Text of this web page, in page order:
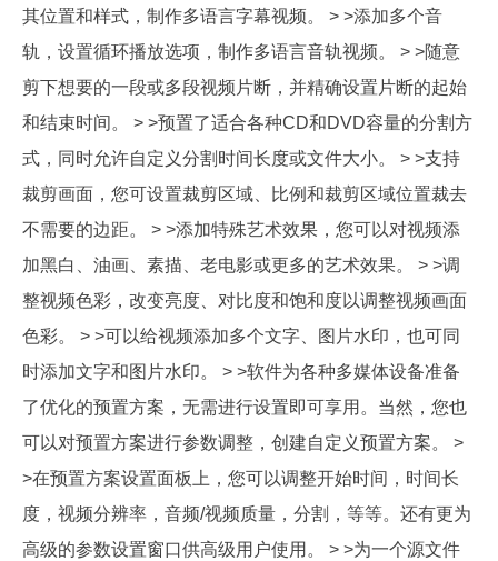
其位置和样式，制作多语言字幕视频。 > >添加多个音
轨，设置循环播放选项，制作多语言音轨视频。 > >随意
剪下想要的一段或多段视频片断，并精确设置片断的起始
和结束时间。 > >预置了适合各种CD和DVD容量的分割方
式，同时允许自定义分割时间长度或文件大小。 > >支持
裁剪画面，您可设置裁剪区域、比例和裁剪区域位置裁去
不需要的边距。 > >添加特殊艺术效果，您可以对视频添
加黑白、油画、素描、老电影或更多的艺术效果。 > >调
整视频色彩，改变亮度、对比度和饱和度以调整视频画面
色彩。 > >可以给视频添加多个文字、图片水印，也可同
时添加文字和图片水印。 > >软件为各种多媒体设备准备
了优化的预置方案，无需进行设置即可享用。当然，您也
可以对预置方案进行参数调整，创建自定义预置方案。 >
>在预置方案设置面板上，您可以调整开始时间，时间长
度，视频分辨率，音频/视频质量，分割，等等。还有更为
高级的参数设置窗口供高级用户使用。 > >为一个源文件